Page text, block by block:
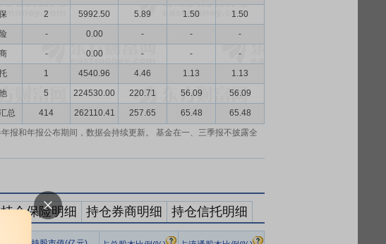
2 5992.50 5.89 1.50
1.50
- 0.00 - -
-
- 0.00 - -
-
1 4540.96 4.46 1.13
1.13
5 224530.00 220.71 56.09
56.09
总
414 262110.41 257.65 65.48
65.48
报和年报公布期间，数据会持续更新。 基金在一、三季报不披露全
持仓保险明细 持仓券商明细 持仓信托明细